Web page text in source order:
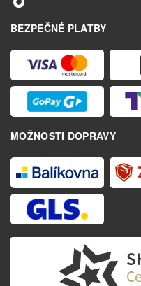
BEZPEČNÉ PLATBY
MOŽNOSTI DOPRAVY